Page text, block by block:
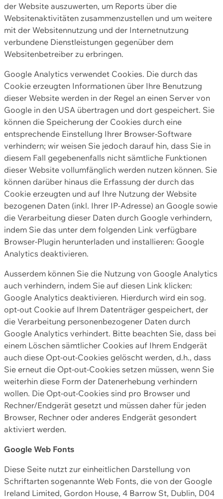
der Website auszuwerten, um Reports über die
Websitenaktivitäten zusammenzustellen und um weitere
mit der Websitennutzung und der Internetnutzung
verbundene Dienstleistungen gegenüber dem
Websitenbetreiber zu erbringen.
Google Analytics verwendet Cookies. Die durch das
Cookie erzeugten Informationen über Ihre Benutzung
dieser Website werden in der Regel an einen Server von
Google in den USA übertragen und dort gespeichert. Sie
können die Speicherung der Cookies durch eine
entsprechende Einstellung Ihrer Browser-Software
verhindern; wir weisen Sie jedoch darauf hin, dass Sie in
diesem Fall gegebenenfalls nicht sämtliche Funktionen
dieser Website vollumfänglich werden nutzen können. Sie
können darüber hinaus die Erfassung der durch das
Cookie erzeugten und auf Ihre Nutzung der Website
bezogenen Daten (inkl. Ihrer IP-Adresse) an Google sowie
die Verarbeitung dieser Daten durch Google verhindern,
indem Sie das unter dem folgenden Link verfügbare
Browser-Plugin herunterladen und installieren: Google
Analytics deaktivieren.
Ausserdem können Sie die Nutzung von Google Analytics
auch verhindern, indem Sie auf diesen Link klicken:
Google Analytics deaktivieren. Hierdurch wird ein sog.
opt-out Cookie auf Ihrem Datenträger gespeichert, der
die Verarbeitung personenbezogener Daten durch
Google Analytics verhindert. Bitte beachten Sie, dass bei
einem Löschen sämtlicher Cookies auf Ihrem Endgerät
auch diese Opt-out-Cookies gelöscht werden, d.h., dass
Sie erneut die Opt-out-Cookies setzen müssen, wenn Sie
weiterhin diese Form der Datenerhebung verhindern
wollen. Die Opt-out-Cookies sind pro Browser und
Rechner/Endgerät gesetzt und müssen daher für jeden
Browser, Rechner oder anderes Endgerät gesondert
aktiviert werden.
Google Web Fonts
Diese Seite nutzt zur einheitlichen Darstellung von
Schriftarten sogenannte Web Fonts, die von der Google
Ireland Limited, Gordon House, 4 Barrow St, Dublin, D04